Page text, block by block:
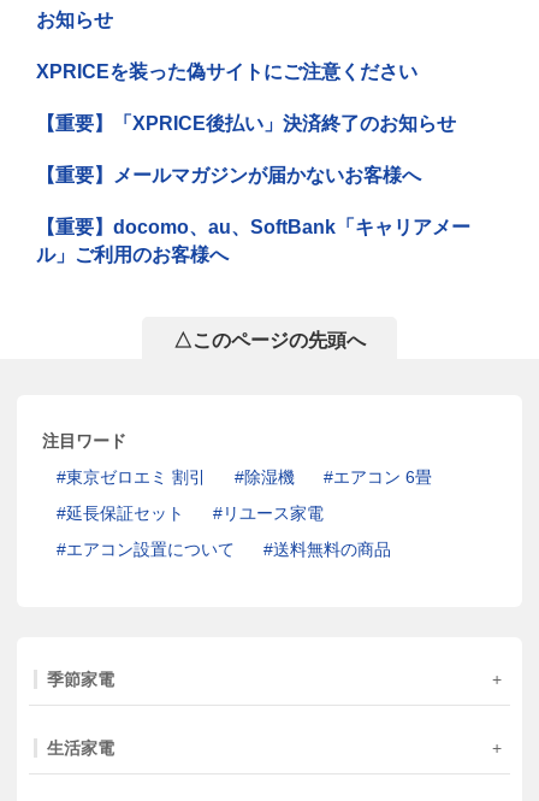
お知らせ
XPRICEを装った偽サイトにご注意ください
【重要】「XPRICE後払い」決済終了のお知らせ
【重要】メールマガジンが届かないお客様へ
【重要】docomo、au、SoftBank「キャリアメー
ル」ご利用のお客様へ
△このページの先頭へ
注目ワード
東京ゼロエミ 割引
除湿機
エアコン 6畳
延長保証セット
リユース家電
エアコン設置について
送料無料の商品
季節家電
生活家電